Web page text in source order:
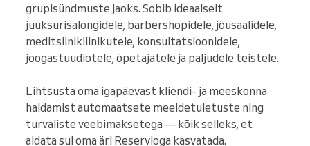
grupisündmuste jaoks. Sobib ideaalselt
juuksurisalongidele, barbershopidele, jõusaalidele,
meditsiinikliinikutele, konsultatsioonidele,
joogastuudiotele, õpetajatele ja paljudele teistele.
Lihtsusta oma igapäevast kliendi- ja meeskonna
haldamist automaatsete meeldetuletuste ning
turvaliste veebimaksetega — kõik selleks, et
aidata sul oma äri Reservioga kasvatada.